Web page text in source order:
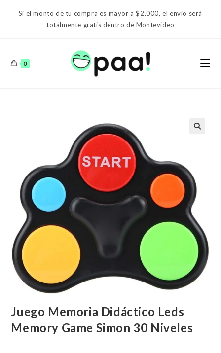
Si el monto de tu compra es mayor a $2.000, el envío será
totalmente gratis dentro de Montevideo
0
Juego Memoria Didáctico Leds
Memory Game Simon 30 Niveles